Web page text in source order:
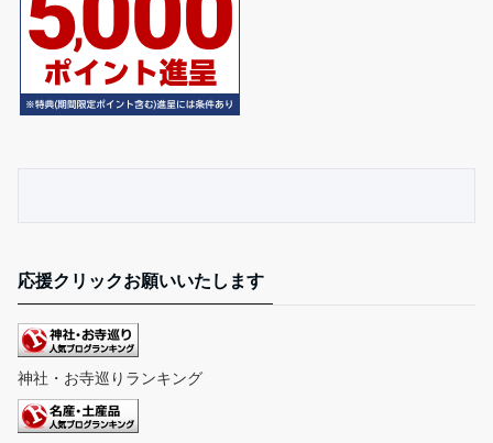
応援クリックお願いいたします
神社・お寺巡りランキング